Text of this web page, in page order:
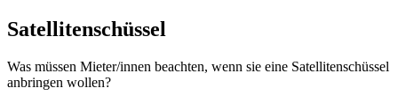
Satellitenschüssel
Was müssen Mieter/innen beachten, wenn sie eine Satellitenschüssel
anbringen wollen?